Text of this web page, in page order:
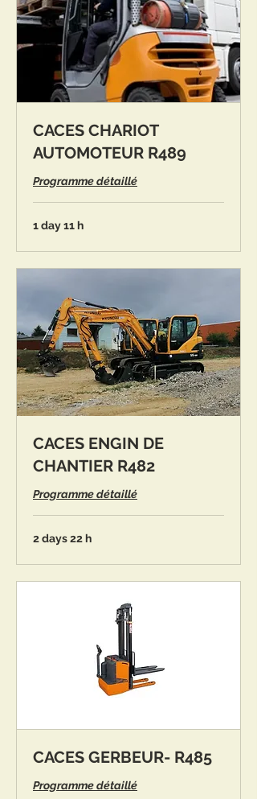
CACES CHARIOT
AUTOMOTEUR R489
Programme détaillé
1 day 11 h
CACES ENGIN DE
CHANTIER R482
Programme détaillé
2 days 22 h
CACES GERBEUR- R485
Programme détaillé